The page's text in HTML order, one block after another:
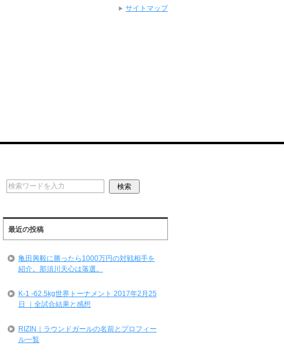
最近の投稿
亀田興毅に勝ったら1000万円の対戦相手を
紹介。那須川天心は落選。
K-1 -62.5kg世界トーナメント 2017年2月25
日 ｜全試合結果と感想
RIZIN｜ラウンドガールの名前とプロフィー
ル一覧
サイトマップ